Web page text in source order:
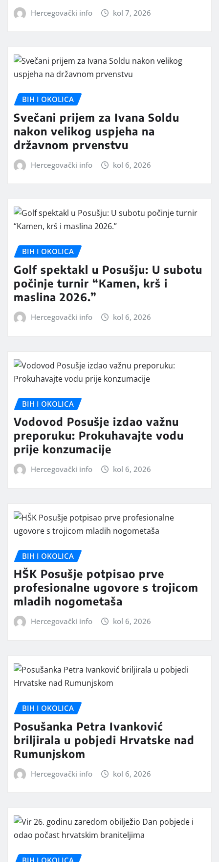
Hercegovački info kol 7, 2026
BIH I OKOLICA
Svečani prijem za Ivana Soldu
nakon velikog uspjeha na
državnom prvenstvu
Hercegovački info kol 6, 2026
BIH I OKOLICA
Golf spektakl u Posušju: U subotu
počinje turnir “Kamen, krš i
maslina 2026.”
Hercegovački info kol 6, 2026
BIH I OKOLICA
Vodovod Posušje izdao važnu
preporuku: Prokuhavajte vodu
prije konzumacije
Hercegovački info kol 6, 2026
BIH I OKOLICA
HŠK Posušje potpisao prve
profesionalne ugovore s trojicom
mladih nogometaša
Hercegovački info kol 6, 2026
BIH I OKOLICA
Posušanka Petra Ivanković
briljirala u pobjedi Hrvatske nad
Rumunjskom
Hercegovački info kol 6, 2026